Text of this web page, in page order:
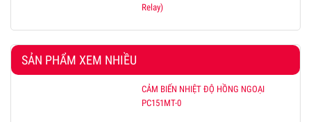
Relay)
SẢN PHẨM XEM NHIỀU
CẢM BIẾN NHIỆT ĐỘ HỒNG NGOẠI
PC151MT-0